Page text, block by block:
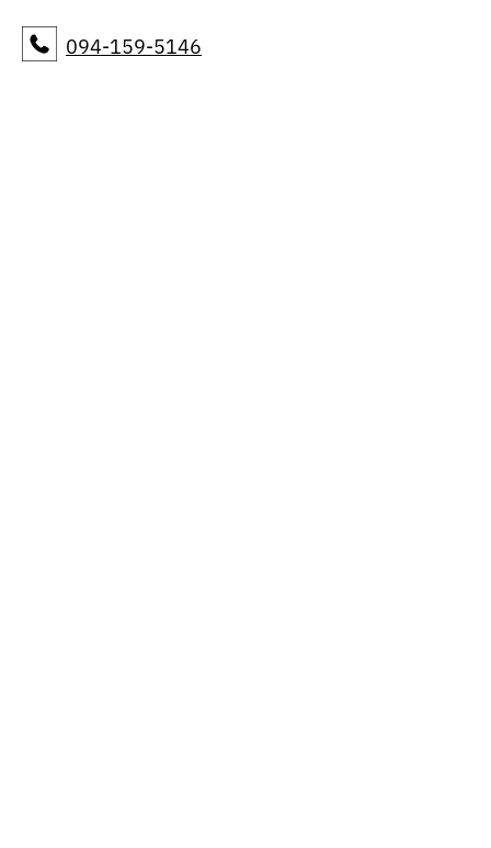
094-159-5146